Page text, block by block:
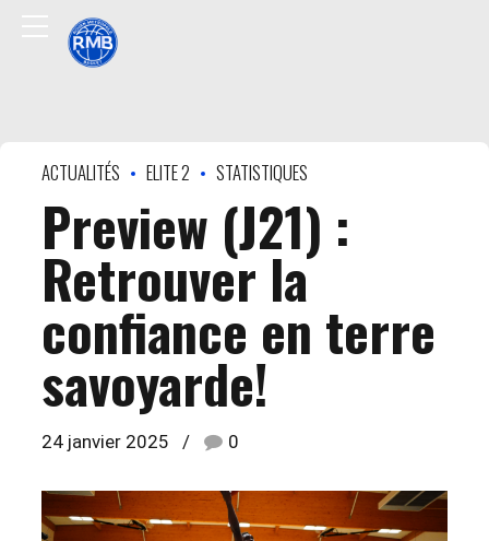
ACTUALITÉS ELITE 2 STATISTIQUES
Preview (J21) :
Retrouver la
confiance en terre
savoyarde!
24 janvier 2025 0